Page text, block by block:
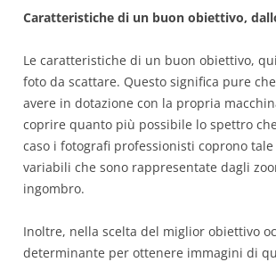
Caratteristiche di un buon obiettivo,
Le caratteristiche di un buon obiettivo,
foto da scattare. Questo significa pure
avere in dotazione con la propria
coprire quanto più possibile lo spettro
caso i fotografi professionisti coprono
variabili che sono rappresentate dagli
ingombro.
Inoltre, nella scelta del miglior obiettivo
determinante per ottenere immagini di